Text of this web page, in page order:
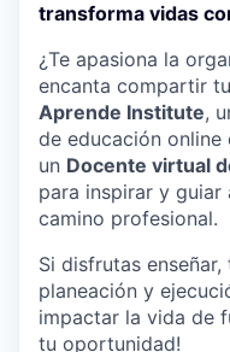
transforma vidas
¿Te apasiona la
encanta compartir
Aprende Institute,
de educación online
un Docente virtual
para inspirar y guiar
camino profesional.
Si disfrutas
planeación y
impactar la vida de
tu oportunidad!